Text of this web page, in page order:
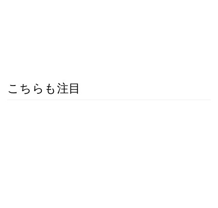
こちらも注目